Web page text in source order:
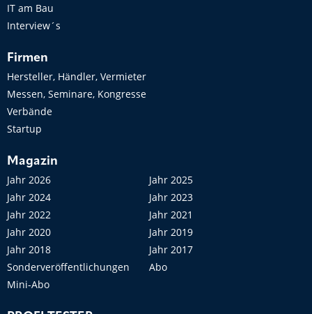
IT am Bau
Interview´s
Firmen
Hersteller, Händler, Vermieter
Messen, Seminare, Kongresse
Verbände
Startup
Magazin
Jahr 2026
Jahr 2025
Jahr 2024
Jahr 2023
Jahr 2022
Jahr 2021
Jahr 2020
Jahr 2019
Jahr 2018
Jahr 2017
Sonderveröffentlichungen
Abo
Mini-Abo